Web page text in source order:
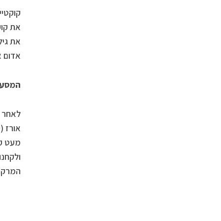
אדום
המסע
לאחר
מעט